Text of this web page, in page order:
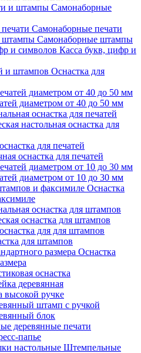
Самонаборные
Самонаборные печати
Самонаборные штампы
Касса букв, цифр и
Оснастка для
диаметром от 40 до 50 мм
оснастка для печатей
настольная оснастка для
для печатей
оснастка для печатей
диаметром от 10 до 30 мм
Оснастка
оснастка для штампов
оснастка для штампов
для для штампов
для штампов
Оснастка
оснастка
деревянная
высокой ручке
штамп с ручкой
блок
деревянные печати
папье
Штемпельные